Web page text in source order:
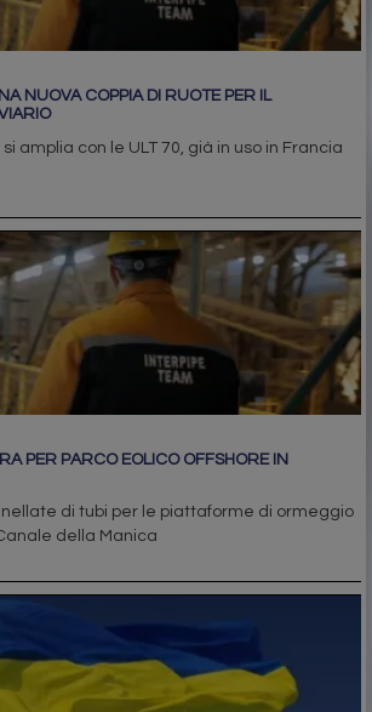
NUOVA COPPIA DI RUOTE PER IL
amplia con le ULT 70, già in uso in Francia
PER PARCO EOLICO OFFSHORE IN
di tubi per le piattaforme di ormeggio
della Manica